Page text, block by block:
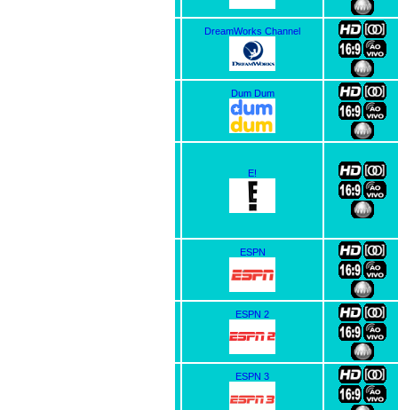
DreamWorks Channel
Dum Dum
E!
ESPN
ESPN 2
ESPN 3